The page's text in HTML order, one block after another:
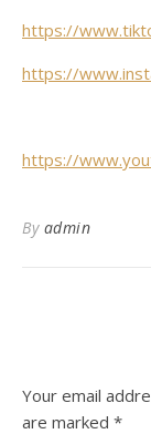
https://
https://
https://
By admin
Your email
are marked *